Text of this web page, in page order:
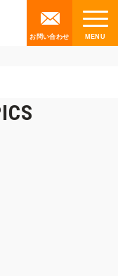
お問い合わせ